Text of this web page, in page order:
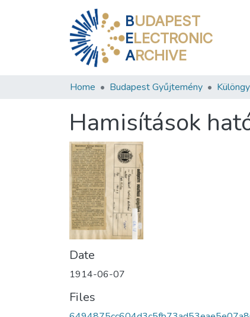
BUDAPEST
ELECTRONIC
ARCHIVE
Home Budapest Gyűjtemény
Hamisítások
Date
1914-06-07
Files